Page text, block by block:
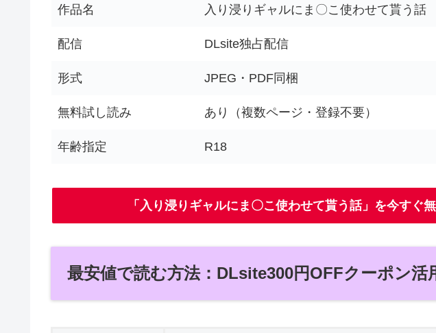
作品名 入り浸りギャルにま〇こ使わせて貰う話
配信 DLsite独占配信
形式 JPEG・PDF同梱
無料試し読み あり（複数ページ・登録不要）
年齢指定 R18
「入り浸りギャルにま〇こ使わせて貰う話」を今すぐ
最安値で読む方法：DLsite300円OFFクーポン活